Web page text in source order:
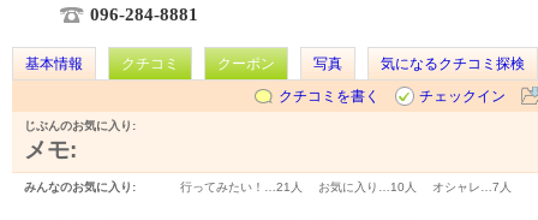
096-284-8881
基本情報 クチコミ クーポン 写真
気になるクチコミ探検
クチコミを書く
チェックイン
じぶんのお気に入り:
メモ:
みんなのお気に入り: 行ってみたい！… 21人 お気に入り… 10人 オシャレ… 7人